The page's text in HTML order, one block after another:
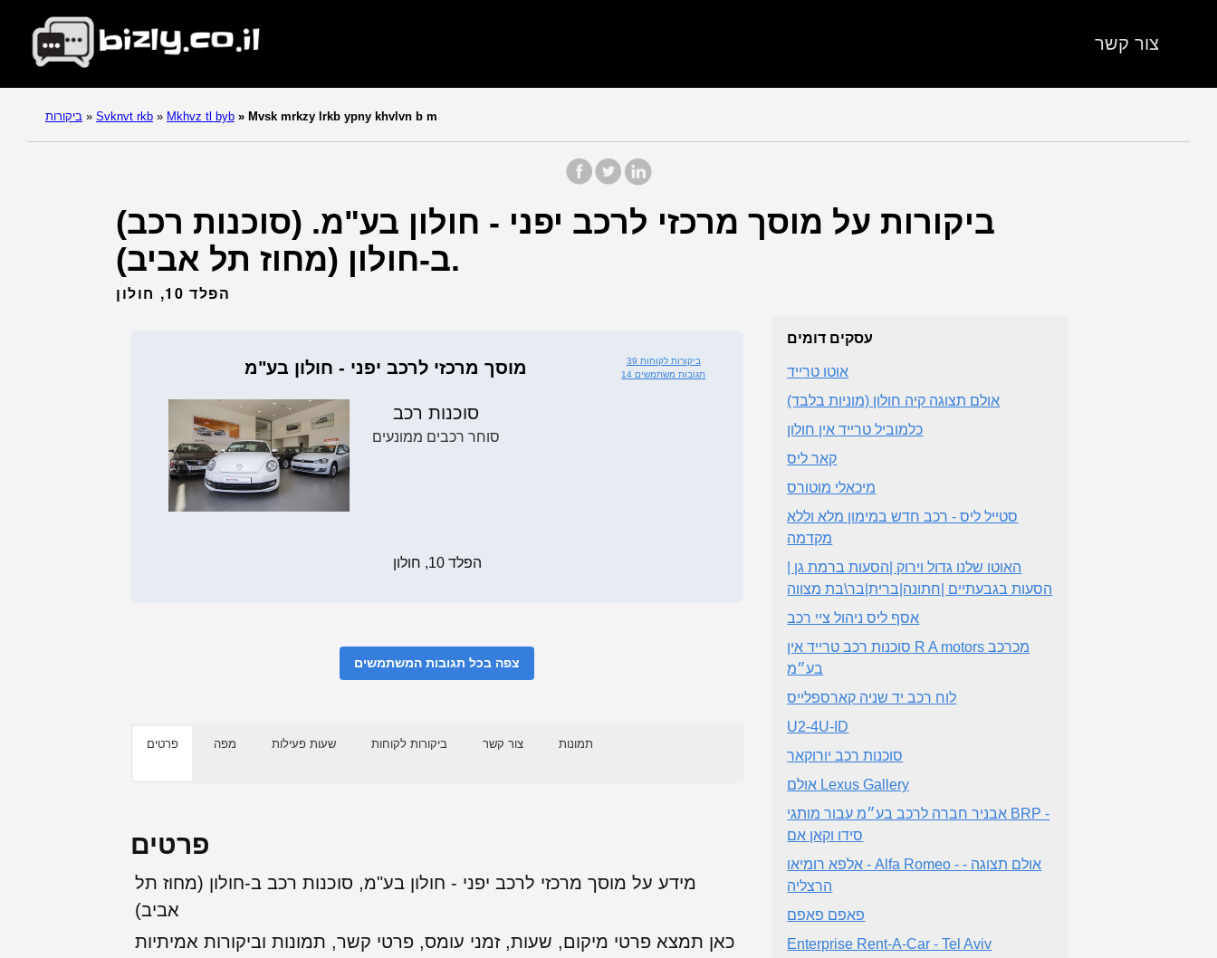
צור קשר
ביקורות » Svknvt rkb » Mkhvz tl byb » Mvsk mrkzy lrkb ypny khvlvn b m
ביקורות על מוסך מרכזי לרכב יפני - חולון בע"מ. (סוכנות רכב)
ב-חולון (מחוז תל אביב).
הפלד 10, חולון
מוסך מרכזי לרכב יפני - חולון בע"מ
39 ביקורות לקוחות
14 תגובות משתמשים
סוכנות רכב
סוחר רכבים ממונעים
הפלד 10, חולון
צפה בכל תגובות המשתמשים
פרטים מפה שעות פעילות ביקורות לקוחות צור קשר תמונות
פרטים
מידע על מוסך מרכזי לרכב יפני - חולון בע"מ, סוכנות רכב ב-חולון (מחוז תל
אביב)
כאן תמצא פרטי מיקום, שעות, זמני עומס, פרטי קשר, תמונות וביקורות אמיתיות
עסקים דומים
אוטו טרייד
אולם תצוגה קיה חולון (מוניות בלבד)
כלמוביל טרייד אין חולון
קאר ליס
מיכאלי מוטורס
סטייל ליס - רכב חדש במימון מלא וללא
מקדמה
האוטו שלנו גדול וירוק |הסעות ברמת גן |
הסעות בגבעתיים |חתונה|ברית|בר\בת מצווה
אסף ליס ניהול ציי רכב
סוכנות רכב טרייד אין R A motors מכרכב
בע״מ
לוח רכב יד שניה קארספלייס
U2-4U-ID
סוכנות רכב יורוקאר
אולם Lexus Gallery
אבניר חברה לרכב בע״מ עבור מותגי BRP -
סידו וקאן אם
אלפא רומיאו - Alfa Romeo - אולם תצוגה -
הרצליה
פאפם פאפם
Enterprise Rent-A-Car - Tel Aviv